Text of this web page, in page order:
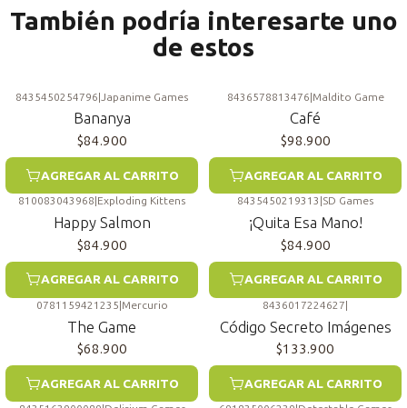
También podría interesarte uno
de estos
8435450254796| Japanime Games
Bananya
$84.900
AGREGAR AL CARRITO
8436578813476|Maldito Game
Café
$98.900
AGREGAR AL CARRITO
810083043968 Exploding Kittens
Happy Salmon
$84.900
AGREGAR AL CARRITO
8435450219313 SD Games
¡Quita Esa Mano!
$84.900
AGREGAR AL CARRITO
0781159421235|Mercurio
The Game
$68.900
AGREGAR AL CARRITO
8436017224627|
Código Secreto Imágenes
$133.900
AGREGAR AL CARRITO